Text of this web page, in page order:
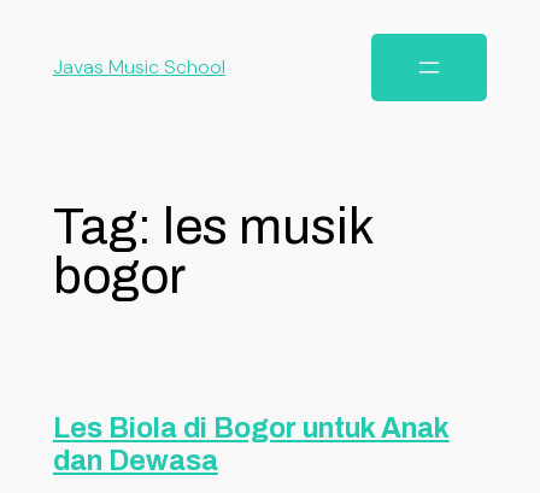
Javas Music School
Tag: les musik
bogor
Les Biola di Bogor untuk Anak
dan Dewasa